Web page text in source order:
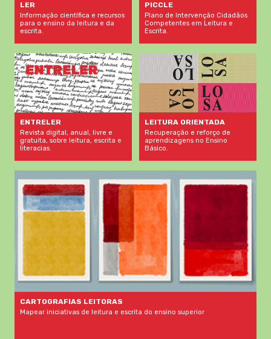
LER
Informação científica e recursos
para o ensino da leitura e da
escrita.
PICCLE
Plano de Intervenção Cidadãos
Competentes em Leitura e
Escrita.
ENTRELER
Revista digital, anual, livre e
gratuita, sobre leitura, escrita e
literacias.
LEITURA ORIENTADA
Recuperação e reforço de
aprendizagens no Ensino
Básico.
CARTOGRAFIAS LEITORAS
Mapear iniciativas de leitura e escrita do ensino superior